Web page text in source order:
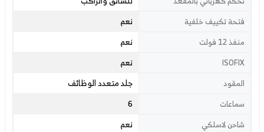
فتحة تكييف خلفية نعم
منفذ 12 فولت نعم
ISOFIX نعم
المقود جلد متعدد الوظائف
سماعات 6
شاحن لاسلكي نعم